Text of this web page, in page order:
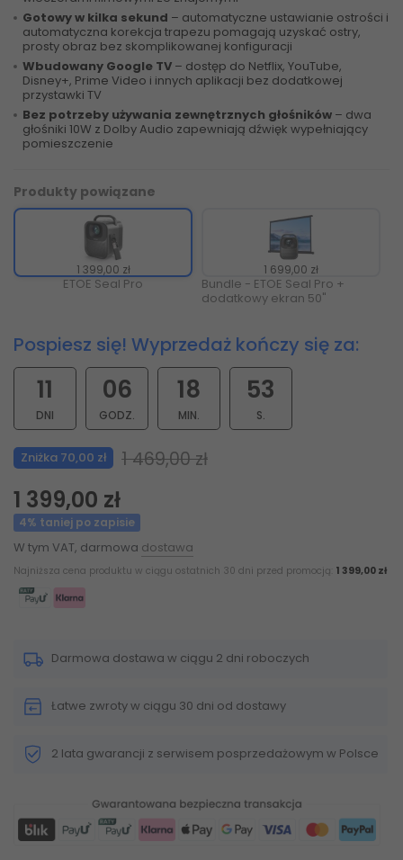
Gotowy w kilka sekund – automatyczne ustawianie ostrości i
automatyczna korekcja trapezu pomagają uzyskać ostry,
prosty obraz bez skomplikowanej konfiguracji
Wbudowany Google TV – dostęp do Netflix, YouTube,
Disney+, Prime Video i innych aplikacji bez dodatkowej
przystawki TV
Bez potrzeby używania zewnętrznych głośników – dwa
głośniki 10W z Dolby Audio zapewniają dźwięk wypełniający
pomieszczenie
Produkty powiązane
1 399,00 zł
ETOE Seal Pro
1 699,00 zł
Bundle - ETOE Seal Pro +
dodatkowy ekran 50"
Pospiesz się! Wyprzedaż kończy się za:
11
DNI
06
GODZ.
18
MIN.
52
S.
Zniżka 70,00 zł 1 469,00 zł
1 399,00 zł
4% taniej po zapisie
W tym VAT, darmowa dostawa
Najniższa cena produktu w ciągu ostatnich 30 dni przed promocją: 1 399,00 zł
Darmowa dostawa w ciągu 2 dni roboczych
Łatwe zwroty w ciągu 30 dni od dostawy
2 lata gwarancji z serwisem posprzedażowym w Polsce